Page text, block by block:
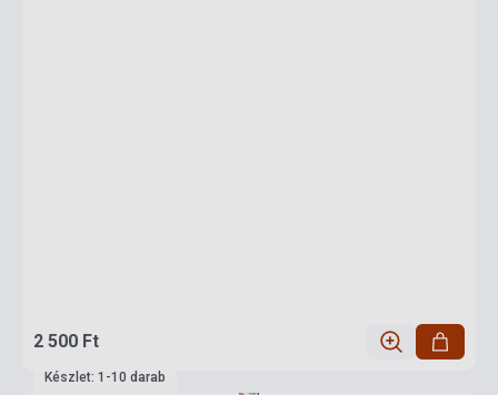
2 500 Ft
Készlet: 1-10 darab